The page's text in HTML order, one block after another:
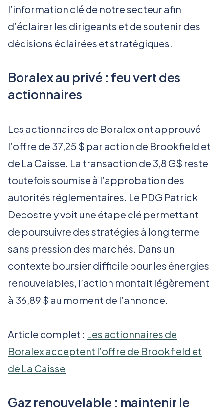
l’information clé de notre secteur afin
d’éclairer les dirigeants et de soutenir des
décisions éclairées et stratégiques.
Boralex au privé : feu vert des
actionnaires
Les actionnaires de Boralex ont approuvé
l’offre de 37,25 $ par action de Brookfield et
de La Caisse. La transaction de 3,8 G$ reste
toutefois soumise à l’approbation des
autorités réglementaires. Le PDG Patrick
Decostre y voit une étape clé permettant
de poursuivre des stratégies à long terme
sans pression des marchés. Dans un
contexte boursier difficile pour les énergies
renouvelables, l’action montait légèrement
à 36,89 $ au moment de l’annonce.
Article complet : Les actionnaires de
Boralex acceptent l’offre de Brookfield et
de La Caisse
Gaz renouvelable : maintenir le